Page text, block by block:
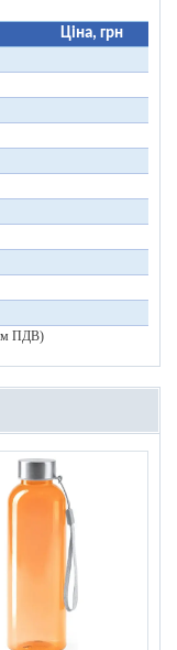
Ціна, грн
ПДВ)